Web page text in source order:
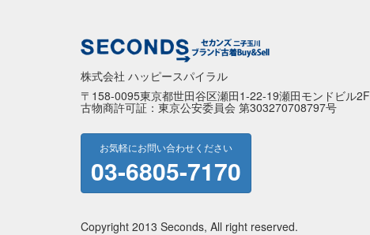
株式会社 ハッピースパイラル
〒158-0095東京都世田谷区瀬田1-22-19瀬田モンドビル2F
古物商許可証：東京公安委員会 第303270708797号
お気軽にお問い合わせください
03-6805-7170
Copyright 2013 Seconds, All right reserved.